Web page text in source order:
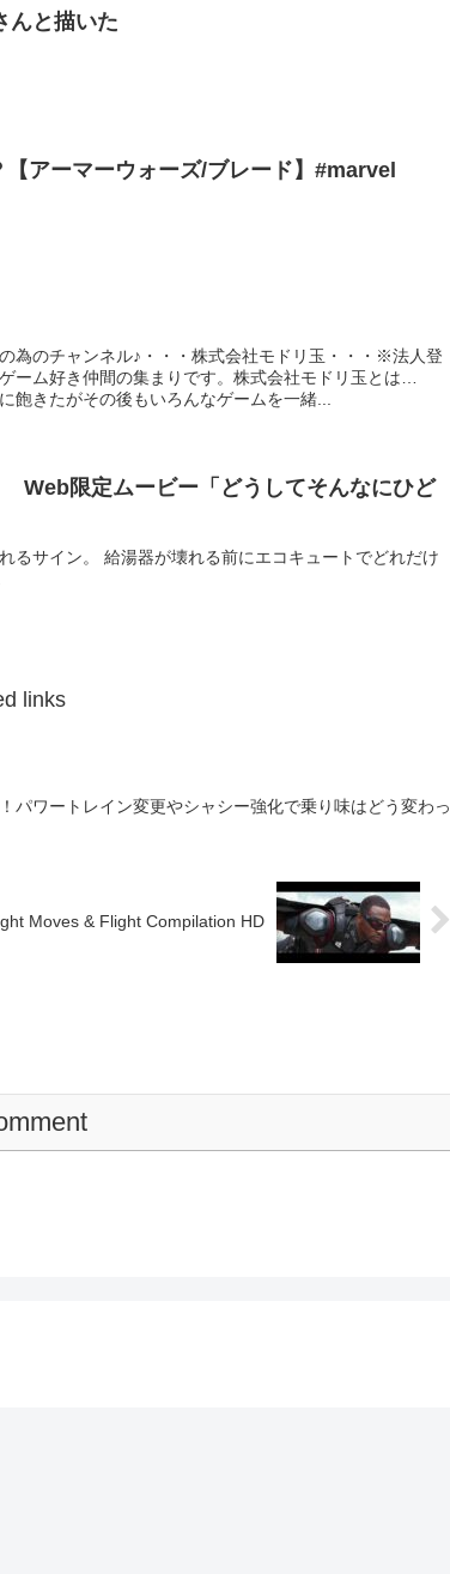
んと描いた
アーマーウォーズ/ブレード】#marvel
為のチャンネル♪・・・株式会社モドリ玉・・・※法人登
ーム好き仲間の集まりです。株式会社モドリ玉とは…
飽きたがその後もいろんなゲームを一緒...
Web限定ムービー「どうしてそんなにひど
るサイン。 給湯器が壊れる前にエコキュートでどれだけ
links
パワートレイン変更やシャシー強化で乗り味はどう変わっ
Moves & Flight Compilation HD